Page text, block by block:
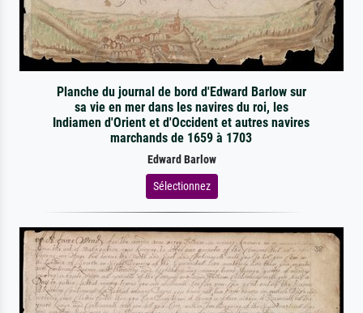
Planche du journal de bord d'Edward Barlow sur
sa vie en mer dans les navires du roi, les
Indiamen d'Orient et d'Occident et autres navires
marchands de 1659 à 1703
Edward Barlow
Sélectionnez